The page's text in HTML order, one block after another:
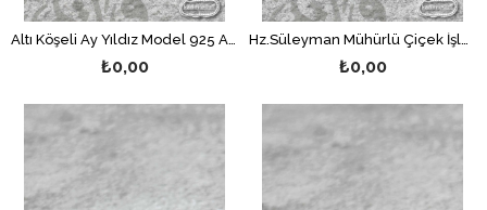
₺0,00 ₺0,00